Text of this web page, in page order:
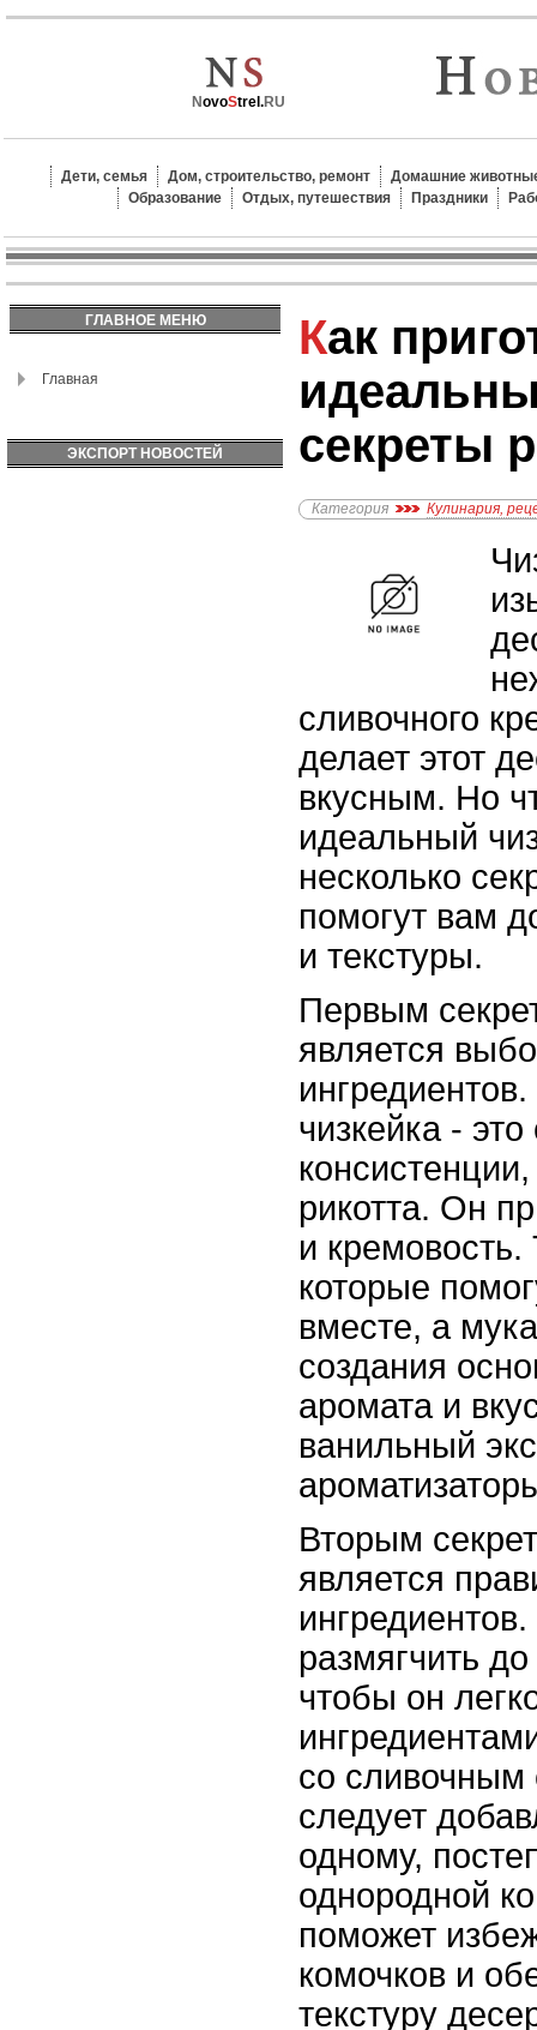
NovoStrel.RU
Дети, семья Дом, строительство, ремонт
Домашние
Образование
Отдых, путешествия Праздники
ГЛАВНОЕ МЕНЮ
Главная
ЭКСПОРТ НОВОСТЕЙ
Как приготовить
секреты
Категория Кулинария,
сливочного
делает этот
вкусным. Но
идеальный
несколько
помогут вам
и текстуры.
Первым
является
чизкейка -
рикотта. Он
и
которые
вместе, а
создания
аромата и
ванильный
Вторым
является
размягчить
чтобы он
со
следует
одному,
однородной
поможет
комочков и
текстуру